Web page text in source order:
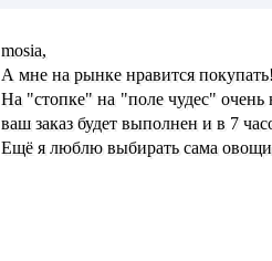
mosia,
А мне на рынке нравится
На "стопке" на "поле чудес" очень
ваш заказ будет выполнен и в 7
Ещё я люблю выбирать сама овощи